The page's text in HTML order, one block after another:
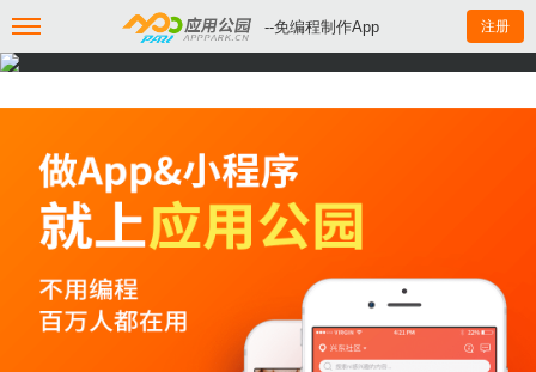
--免编程制作App 注册